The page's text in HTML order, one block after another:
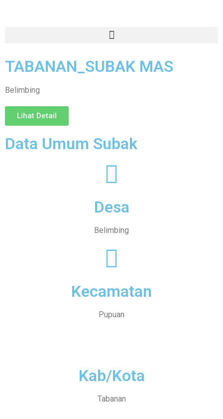
TABANAN_SUBAK MAS
Belimbing
Lihat Detail
Data Umum Subak
Desa
Belimbing
Kecamatan
Pupuan
Kab/Kota
Tabanan